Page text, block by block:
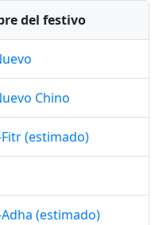
del festivo
Chino
Fitr (estimado)
Adha (estimado)